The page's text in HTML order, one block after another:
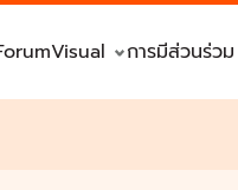
Visual การมีส่วนร่วม